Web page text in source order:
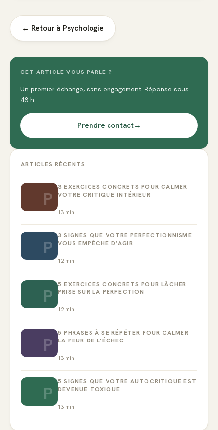
← Retour à Psychologie
CET ARTICLE VOUS PARLE ?
Un premier échange, sans engagement. Réponse sous
48 h.
Prendre contact→
ARTICLES RÉCENTS
P
3 EXERCICES CONCRETS POUR CALMER
VOTRE CRITIQUE INTÉRIEUR
13 min
P
3 SIGNES QUE VOTRE PERFECTIONNISME
VOUS EMPÊCHE D’AGIR
12 min
P
5 EXERCICES CONCRETS POUR LÂCHER
PRISE SUR LA PERFECTION
12 min
P
5 PHRASES À SE RÉPÉTER POUR CALMER
LA PEUR DE L’ÉCHEC
13 min
P
5 SIGNES QUE VOTRE AUTOCRITIQUE EST
DEVENUE TOXIQUE
13 min